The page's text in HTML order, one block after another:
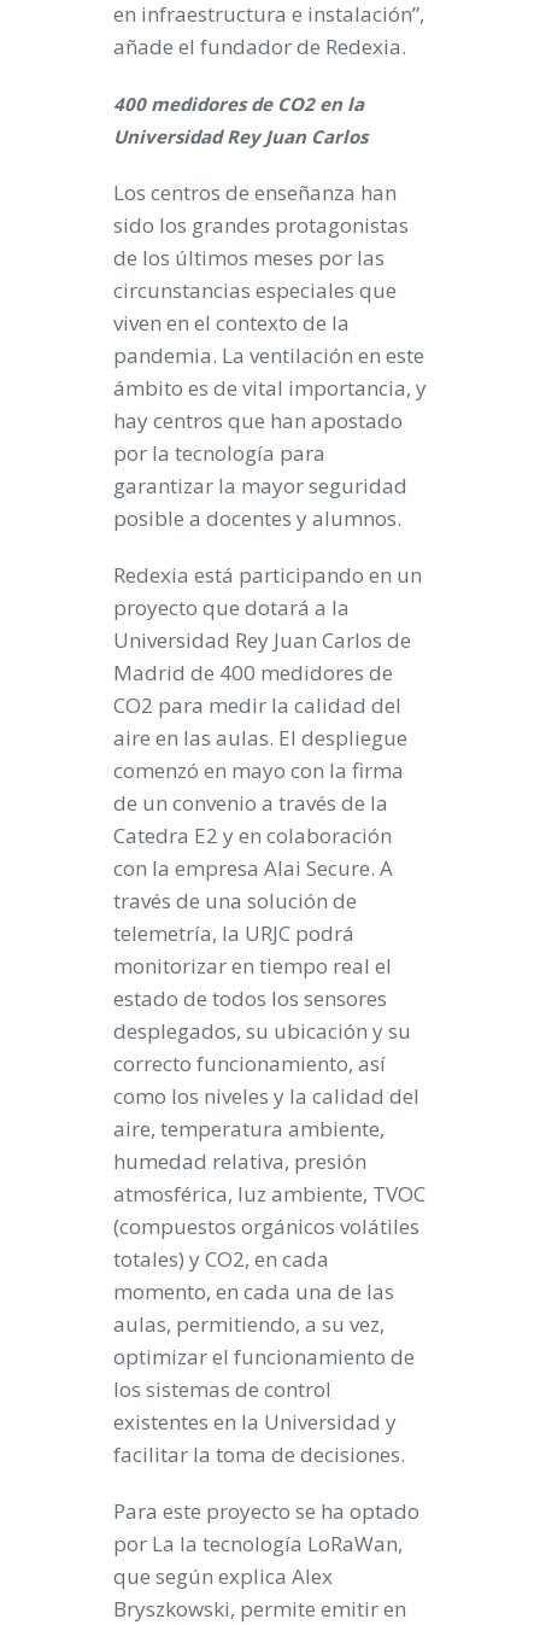
en infraestructura e instalación”,
añade el fundador de Redexia.
400 medidores de CO2 en la
Universidad Rey Juan Carlos
Los centros de enseñanza han
sido los grandes protagonistas
de los últimos meses por las
circunstancias especiales que
viven en el contexto de la
pandemia. La ventilación en este
ámbito es de vital importancia, y
hay centros que han apostado
por la tecnología para
garantizar la mayor seguridad
posible a docentes y alumnos.
Redexia está participando en un
proyecto que dotará a la
Universidad Rey Juan Carlos de
Madrid de 400 medidores de
CO2 para medir la calidad del
aire en las aulas. El despliegue
comenzó en mayo con la firma
de un convenio a través de la
Catedra E2 y en colaboración
con la empresa Alai Secure. A
través de una solución de
telemetría, la URJC podrá
monitorizar en tiempo real el
estado de todos los sensores
desplegados, su ubicación y su
correcto funcionamiento, así
como los niveles y la calidad del
aire, temperatura ambiente,
humedad relativa, presión
atmosférica, luz ambiente, TVOC
(compuestos orgánicos volátiles
totales) y CO2, en cada
momento, en cada una de las
aulas, permitiendo, a su vez,
optimizar el funcionamiento de
los sistemas de control
existentes en la Universidad y
facilitar la toma de decisiones.
Para este proyecto se ha optado
por La la tecnología LoRaWan,
que según explica Alex
Bryszkowski, permite emitir en